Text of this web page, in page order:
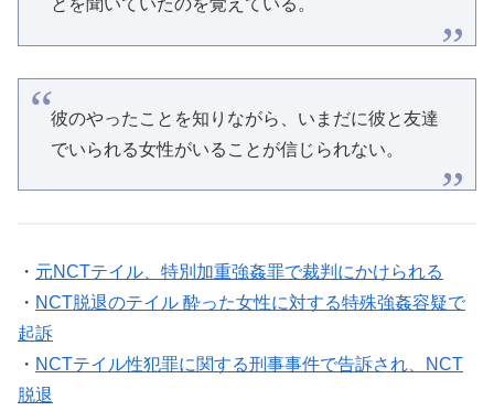
とを聞いていたのを覚えている。
彼のやったことを知りながら、いまだに彼と友達
でいられる女性がいることが信じられない。
・ 元NCTテイル、特別加重強姦罪で裁判にかけられる
・ NCT脱退のテイル 酔った女性に対する特殊強姦容疑で
起訴
・ NCTテイル性犯罪に関する刑事事件で告訴され、NCT
脱退